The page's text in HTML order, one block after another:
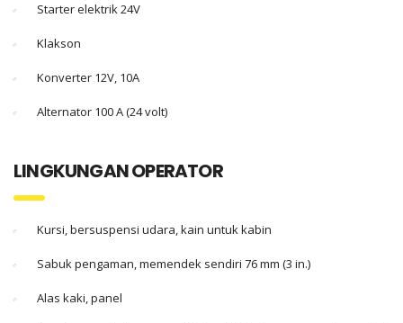
Starter elektrik 24V
Klakson
Konverter 12V, 10A
Alternator 100 A (24 volt)
LINGKUNGAN OPERATOR
Kursi, bersuspensi udara, kain untuk kabin
Sabuk pengaman, memendek sendiri 76 mm (3 in.)
Alas kaki, panel